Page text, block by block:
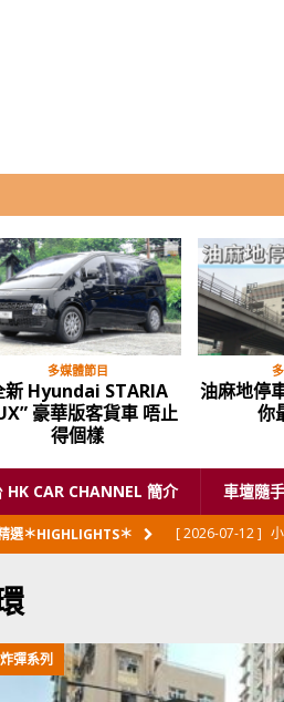
中重型貨車
Hyundai Mighty
「雪霸」原裝冷藏斗貨
車
Hyundai
韓國車
HK CAR CHANNEL 簡介 車壇隨
選＊HIGHLIGHTS＊ [ 2026-07-12 ]
[ 2026-06-12 ]
[ 2026-06-08 ]
彈系列